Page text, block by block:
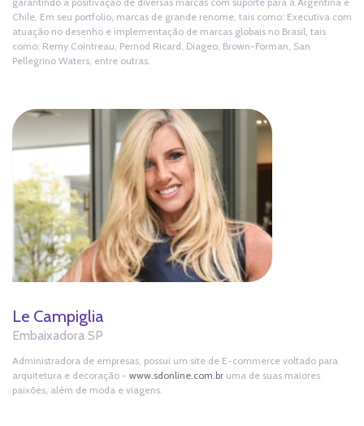
Chile. Em seu portfolio, marcas de grande renome, tais como: Executiva com
atuação no desenho e implementação de marcas globais no Brasil, tais
como: Remy Cointreau, Pernod Ricard, Diageo, Brown-Forman, San
Pellegrino Waters, entre outras.
Le Campiglia
Embaixadora SP
Administradora de empresas, possui um site de E-commerce voltado para
arquitetura e decoração - www.sdonline.com.br uma de suas maiores
paixões, além de moda e viagens.